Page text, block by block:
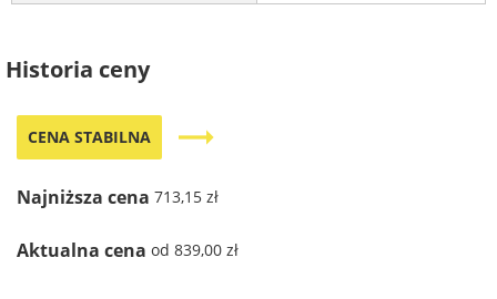
Historia ceny
CENA STABILNA trending_flat
Najniższa cena 713,15 zł
Aktualna cena od 839,00 zł